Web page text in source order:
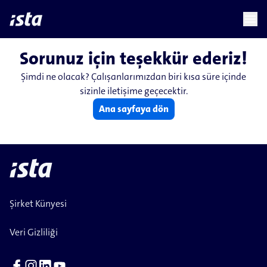
languagechevron_right
Sorunuz için teşekkür ederiz!
Şimdi ne olacak? Çalışanlarımızdan biri kısa süre içinde
sizinle iletişime geçecektir.
Ana sayfaya dön
Şirket Künyesi
Veri Gizliliği